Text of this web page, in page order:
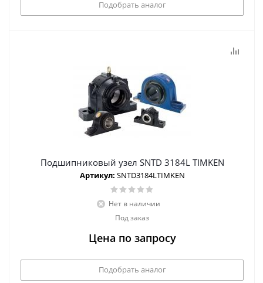
Подобрать аналог
Подшипниковый узел SNTD 3184L TIMKEN
Артикул: SNTD3184LTIMKEN
Нет в наличии
Под заказ
Цена по запросу
Подобрать аналог